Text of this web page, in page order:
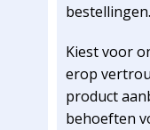
bestellingen.
Kiest voor
erop
product
behoeften